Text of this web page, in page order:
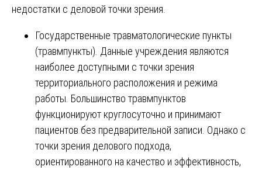
недостатки с деловой точки зрения.
Государственные травматологические пункты
(травмпункты). Данные учреждения являются
наиболее доступными с точки зрения
территориального расположения и режима
работы. Большинство травмпунктов
функционируют круглосуточно и принимают
пациентов без предварительной записи. Однако с
точки зрения делового подхода,
ориентированного на качество и эффективность,